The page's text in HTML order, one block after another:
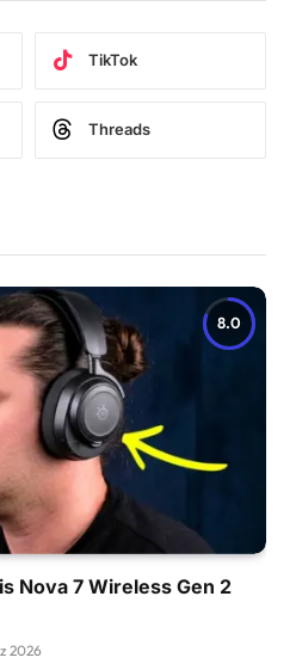
TikTok
Threads
8.0
Nova 7 Wireless Gen 2
2026